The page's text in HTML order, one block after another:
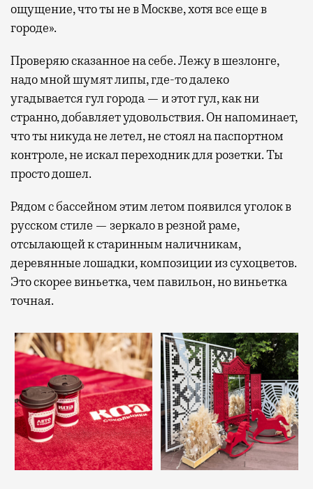
ощущение, что ты не в Москве, хотя все еще в
городе».
Проверяю сказанное на себе. Лежу в шезлонге,
надо мной шумят липы, где-то далеко
угадывается гул города — и этот гул, как ни
странно, добавляет удовольствия. Он напоминает,
что ты никуда не летел, не стоял на паспортном
контроле, не искал переходник для розетки. Ты
просто дошел.
Рядом с бассейном этим летом появился уголок в
русском стиле — зеркало в резной раме,
отсылающей к старинным наличникам,
деревянные лошадки, композиции из сухоцветов.
Это скорее виньетка, чем павильон, но виньетка
точная.